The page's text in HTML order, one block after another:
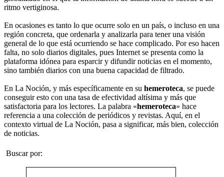
ritmo vertiginosa.
En ocasiones es tanto lo que ocurre solo en un país, o incluso en una
región concreta, que ordenarla y analizarla para tener una visión
general de lo que está ocurriendo se hace complicado. Por eso hacen
falta, no solo diarios digitales, pues Internet se presenta como la
plataforma idónea para esparcir y difundir noticias en el momento,
sino también diarios con una buena capacidad de filtrado.
En La Noción, y más específicamente en su hemeroteca, se puede
conseguir esto con una tasa de efectividad altísima y más que
satisfactoria para los lectores. La palabra «hemeroteca» hace
referencia a una colección de periódicos y revistas. Aquí, en el
contexto virtual de La Noción, pasa a significar, más bien, colección
de noticias.
Buscar por: